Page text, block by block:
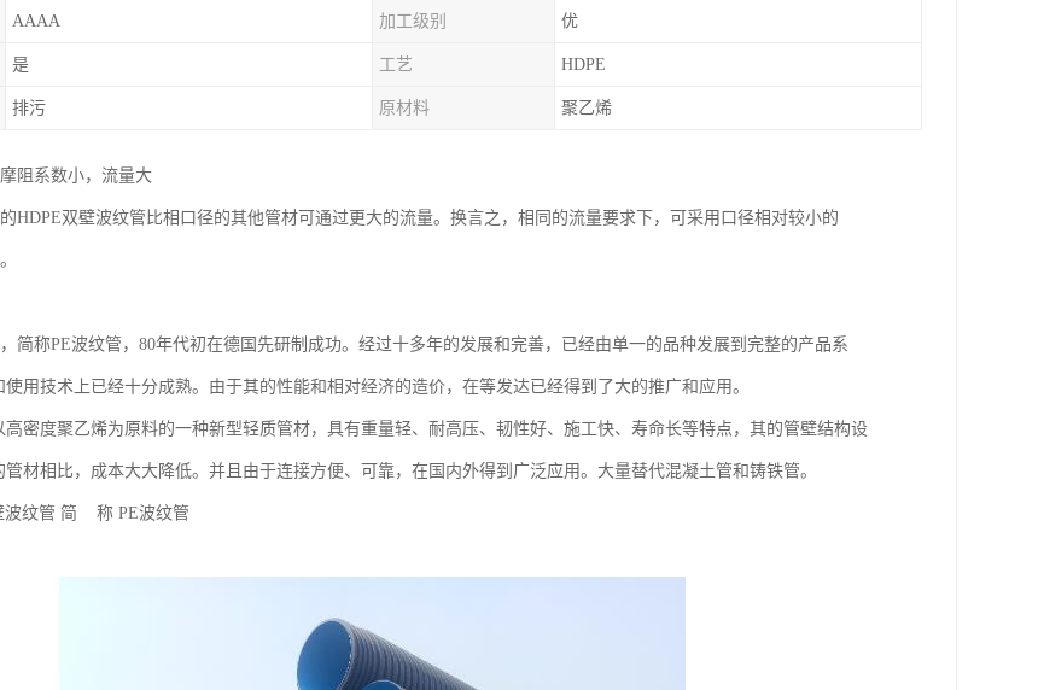
AAAA 加工级别 优
是 工艺 HDPE
排污 原材料 聚乙烯
阻系数小，流量大
HDPE双壁波纹管比相口径的其他管材可通过更大的流量。换言之，相同的流量要求下，可采用口径相对较小的
简称PE波纹管，80年代初在德国先研制成功。经过十多年的发展和完善，已经由单一的品种发展到完整的产品系
用技术上已经十分成熟。由于其的性能和相对经济的造价，在等发达已经得到了大的推广和应用。
高密度聚乙烯为原料的一种新型轻质管材，具有重量轻、耐高压、韧性好、施工快、寿命长等特点，其的管壁结构设
材相比，成本大大降低。并且由于连接方便、可靠，在国内外得到广泛应用。大量替代混凝土管和铸铁管。
波纹管 简 称 PE波纹管